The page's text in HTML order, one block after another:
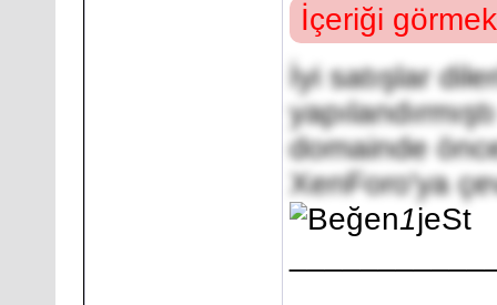
İçeriği
İyi satışlar
domainde
XenForo'ya
1jeSt